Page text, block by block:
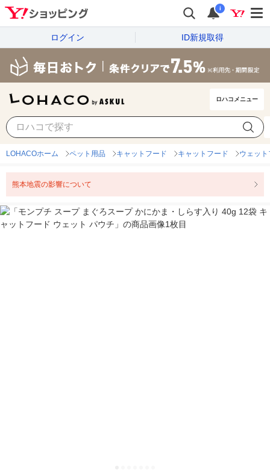
i
ログイン ID新規取得
ロハコメニュー
LOHACOホーム ペット用品 キャットフード キャットフード ウェッ
熊本地震の影響について